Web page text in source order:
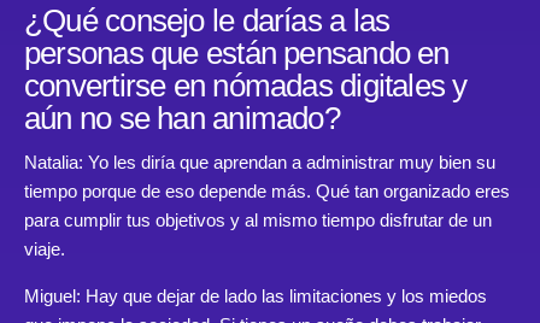
¿Qué consejo le darías a las
personas que están pensando en
convertirse en nómadas digitales y
aún no se han animado?
Natalia: Yo les diría que aprendan a administrar muy bien su
tiempo porque de eso depende más. Qué tan organizado eres
para cumplir tus objetivos y al mismo tiempo disfrutar de un
viaje.
Miguel: Hay que dejar de lado las limitaciones y los miedos